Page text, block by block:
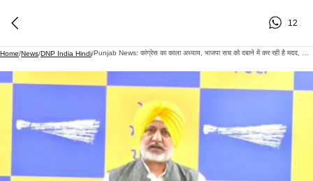
12
Home/News/DNP India Hindi/